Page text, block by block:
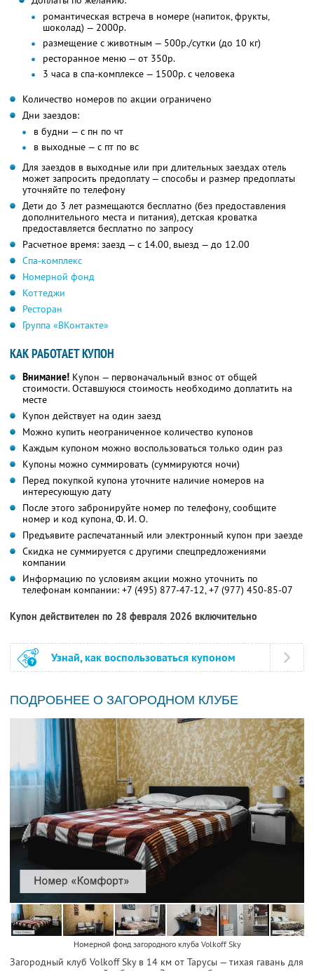
романтическая встреча в номере (напиток, фрукты,
шоколад) — 2000р.
размещение с животным — 500р./сутки (до 10 кг)
ресторанное меню — от 350р.
3 часа в спа-комплексе — 1500р. с человека
Количество номеров по акции ограничено
Дни заездов:
в будни — с пн по чт
в выходные — с пт по вс
Для заездов в выходные или при длительных заездах отель
может запросить предоплату — способы и размер предоплаты
уточняйте по телефону
Дети до 3 лет размещаются бесплатно (без предоставления
дополнительного места и питания), детская кроватка
предоставляется бесплатно по запросу
Расчетное время: заезд — с 14.00, выезд — до 12.00
Спа-комплекс
Номерной фонд
Коттеджи
Ресторан
Группа «ВКонтакте»
КАК РАБОТАЕТ КУПОН
Внимание! Купон — первоначальный взнос от общей
стоимости. Оставшуюся стоимость необходимо доплатить на
месте
Купон действует на один заезд
Можно купить неограниченное количество купонов
Каждым купоном можно воспользоваться только один раз
Купоны можно суммировать (суммируются ночи)
Перед покупкой купона уточните наличие номеров на
интересующую дату
После этого забронируйте номер по телефону, сообщите
номер и код купона,Ф. И. О.
Предъявите распечатанный или электронный купон при заезде
Скидка не суммируется с другими спецпредложениями
компании
Информацию по условиям акции можно уточнить по
телефонам компании: +7 (495) 877-47-12, +7 (977) 450-85-07
Купон действителен по 28 февраля 2026 включительно
Узнай, как воспользоваться купоном
ПОДРОБНЕЕ О ЗАГОРОДНОМ КЛУБЕ
Номерной фонд загородного клуба Volkoff Sky
Загородный клуб Volkoff Sky в 14 км от Тарусы — тихая гавань для